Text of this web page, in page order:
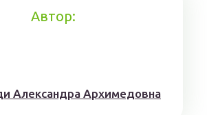
Автор:
Aлександрa Aрхимедовна